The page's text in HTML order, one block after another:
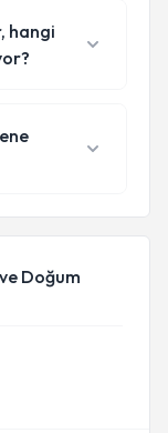
hangi
Doğum